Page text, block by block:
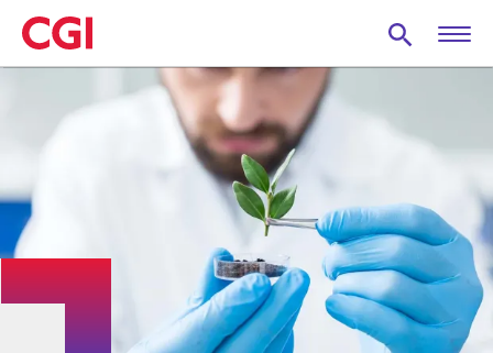
Skip
to
main